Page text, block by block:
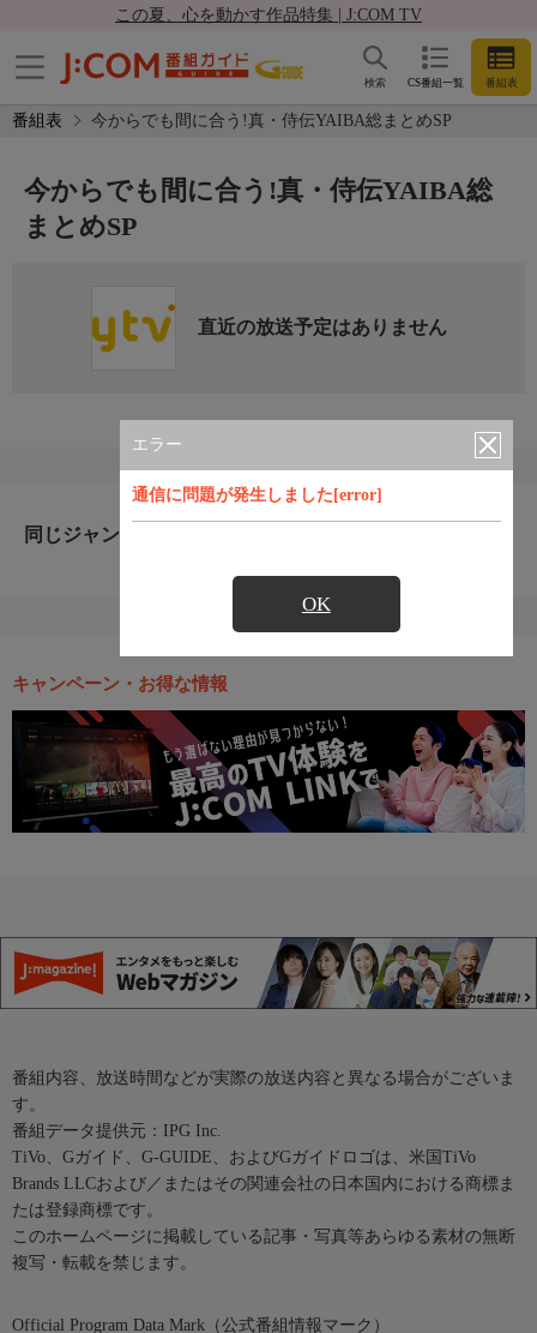
この夏、心を動かす作品特集 | J:COM TV
CS番組一覧 番組表
検索
番組表 今からでも間に合う!真・侍伝YAIBA総まとめSP
エラー
通信に問題が発生しました[error]
OK
今からでも間に合う!真・侍伝YAIBA総
まとめSP
直近の放送予定はありません
同じジャンルのおすすめ番組
キャンペーン・お得な情報
番組内容、放送時間などが実際の放送内容と異なる場合がございま
す。
番組データ提供元：IPG Inc.
TiVo、Gガイド、G-GUIDE、およびGガイドロゴは、米国TiVo
Brands LLCおよび／またはその関連会社の日本国内における商標ま
たは登録商標です。
このホームページに掲載している記事・写真等あらゆる素材の無断
複写・転載を禁じます。
Official Program Data Mark（公式番組情報マーク）